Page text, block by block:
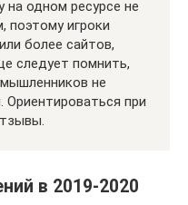
одном ресурсе не
поэтому игроки
более сайтов,
следует помнить,
не
при
в 2019-2020